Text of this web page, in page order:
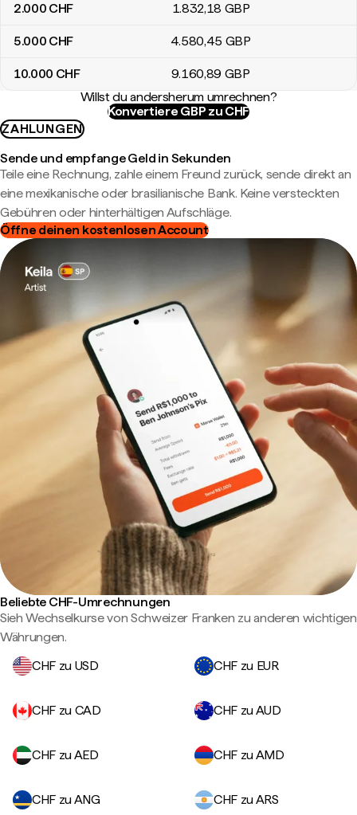
2.000 CHF 1.832,18 GBP
5.000 CHF 4.580,45 GBP
10.000 CHF 9.160,89 GBP
Willst du andersherum umrechnen?
Konvertiere GBP zu CHF
ZAHLUNGEN
Sende und empfange Geld in Sekunden
Teile eine Rechnung, zahle einem Freund zurück, sende direkt an
eine mexikanische oder brasilianische Bank. Keine versteckten
Gebühren oder hinterhältigen Aufschläge.
Öffne deinen kostenlosen Account
Beliebte CHF-Umrechnungen
Sieh Wechselkurse von Schweizer Franken zu anderen wichtigen
Währungen.
CHF zu USD
CHF zu EUR
CHF zu CAD CHF zu AUD
CHF zu AED CHF zu AMD
CHF zu ANG
CHF zu ARS